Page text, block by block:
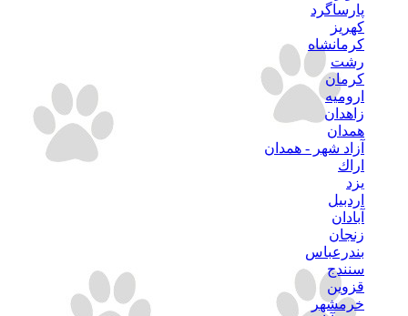
پارساگرد
كهريز
كرمانشاه
رشت
كرمان
اروميه
زاهدان
همدان
آزاد شهر - همدان
اراك
يزد
اردبيل
آبادان
زنجان
بندرعباس
سنندج
قزوين
خرمشهر